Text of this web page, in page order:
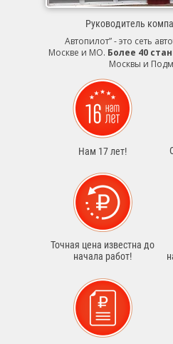
Руководитель
Автопилот” - это сеть
Москве и МО. Более 40
Москвы и
Нам 17 лет!
Точная цена известна до
начала работ!